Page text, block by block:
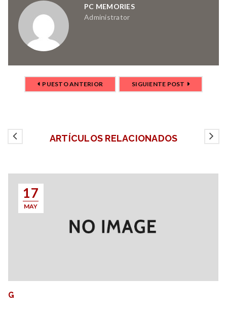
PC MEMORIES
Administrator
PUESTO ANTERIOR SIGUIENTE POST
ARTÍCULOS RELACIONADOS
17
MAY
G